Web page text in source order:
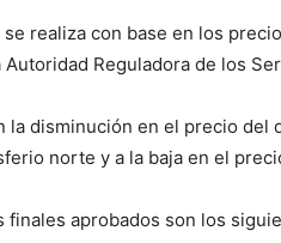
se realiza con base en los
Reguladora de los
la disminución en el precio del
norte y a la baja en el
finales aprobados son los